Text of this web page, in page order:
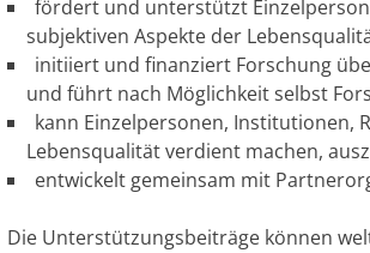
fördert und unterstützt
subjektiven Aspekte der
initiiert und finanziert Forschung
und führt nach Möglichkeit selbst
kann Einzelpersonen, Institutionen,
Lebensqualität verdient machen,
entwickelt gemeinsam mit
Die Unterstützungsbeiträge können